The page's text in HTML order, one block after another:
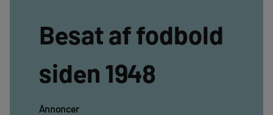
Besat af fodbold
siden 1948
Annoncer